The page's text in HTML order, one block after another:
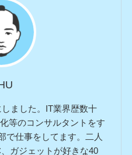
ました。IT業界歴数十
等のコンサルタントをす
で仕事をしてます。二人
ガジェットが好きな40